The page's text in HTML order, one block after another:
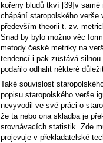
kořeny bludů tkví [39]v
chápání staropolského verše
především theorii t. zv.
Snad by bylo možno věc
metody české metriky na
tendencí i pak zůstává
podařilo odhalit některé
Také souvislost
popisu staropolského verše
nevyvodil ve své práci o
že ta nebo ona skladba je
srovnávacích statistik. Zde
projevuje v překladatelské